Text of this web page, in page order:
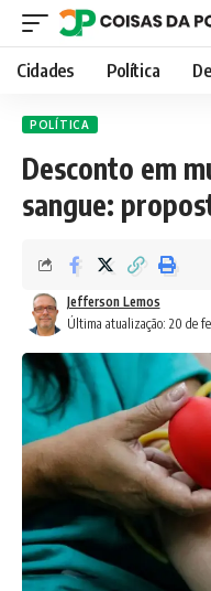
Cidades Política
POLÍTICA
Desconto em
sangue:
Última atualização: 20 de
Jefferson Lemos